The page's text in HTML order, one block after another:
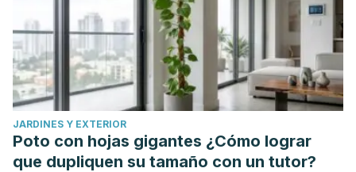
JARDINES Y EXTERIOR
Poto con hojas gigantes ¿Cómo lograr
que dupliquen su tamaño con un tutor?